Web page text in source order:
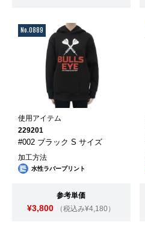
No.0889
使用アイテム
229201
#002 ブラック S サイズ
加工方法
水性ラバープリント
参考単価
¥3,800 （税込み¥4,180）